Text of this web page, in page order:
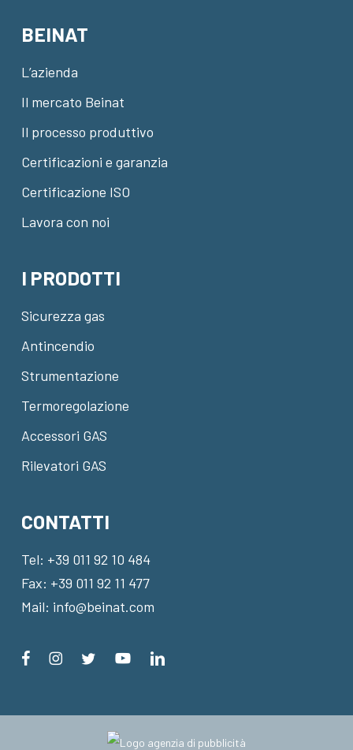
BEINAT
L’azienda
Il mercato Beinat
Il processo produttivo
Certificazioni e garanzia
Certificazione ISO
Lavora con noi
I PRODOTTI
Sicurezza gas
Antincendio
Strumentazione
Termoregolazione
Accessori GAS
Rilevatori GAS
CONTATTI
Tel: +39 011 92 10 484
Fax: +39 011 92 11 477
Mail: info@beinat.com